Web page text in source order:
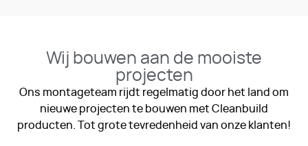
Wij bouwen aan de mooiste
projecten
Ons montageteam rijdt regelmatig door het land om
nieuwe projecten te bouwen met Cleanbuild
producten. Tot grote tevredenheid van onze klanten!